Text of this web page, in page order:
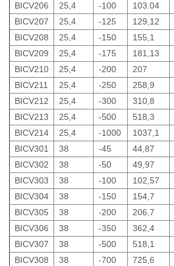
BICV206
25,4 -100 103.04
BICV207
25,4 -125 129,12
BICV208
25,4 -150 155,1
BICV209
25,4 -175 181,13
BICV210
25,4 -200 207
BICV211
25,4 -250 258,9
BICV212
25,4 -300 310,8
BICV213
25,4 -500 518,3
BICV214
25,4 -1000 1037,1
BICV301
38 -45 44,87
BICV302
38 -50 49,97
BICV303
38 -100 102,57
BICV304
38 -150 154,7
BICV305
38 -200 206,7
BICV306
38 -350 362,4
BICV307
38 -500 518,1
BICV308
38 -700 725,6